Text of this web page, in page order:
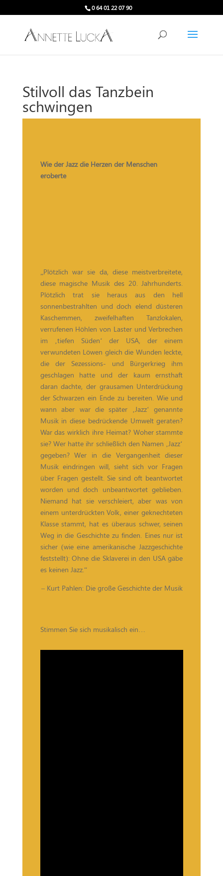
0 64 01 22 07 90
Stilvoll das Tanzbein
schwingen
Wie der Jazz die Herzen der Menschen
eroberte
„Plötzlich war sie da, diese meistverbreitete,
diese magische Musik des 20. Jahrhunderts.
Plötzlich trat sie heraus aus den hell
sonnenbestrahlten und doch elend düsteren
Kaschemmen, zweifelhaften Tanzlokalen,
verrufenen Höhlen von Laster und Verbrechen
im ‚tiefen Süden‘ der USA, der einem
verwundeten Löwen gleich die Wunden leckte,
die der Sezessions- und Bürgerkrieg ihm
geschlagen hatte und der kaum ernsthaft
daran dachte, der grausamen Unterdrückung
der Schwarzen ein Ende zu bereiten. Wie und
wann aber war die später ‚Jazz‘ genannte
Musik in diese bedrückende Umwelt geraten?
War das wirklich ihre Heimat? Woher stammte
sie? Wer hatte ihr schließlich den Namen ‚Jazz‘
gegeben? Wer in die Vergangenheit dieser
Musik eindringen will, sieht sich vor Fragen
über Fragen gestellt. Sie sind oft beantwortet
worden und doch unbeantwortet geblieben.
Niemand hat sie verschleiert, aber was von
einem unterdrückten Volk, einer geknechteten
Klasse stammt, hat es überaus schwer, seinen
Weg in die Geschichte zu finden. Eines nur ist
sicher (wie eine amerikanische Jazzgeschichte
feststellt): Ohne die Sklaverei in den USA gäbe
es keinen Jazz.“
– Kurt Pahlen: Die große Geschichte der Musik
Stimmen Sie sich musikalisch ein…